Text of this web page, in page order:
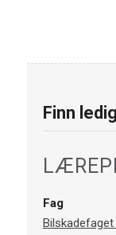
Finn
Fag
Bilskadefaget